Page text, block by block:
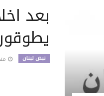
بعد
نبض لبنان منذ 7